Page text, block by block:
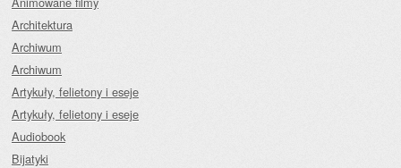
Architektura
Archiwum
Archiwum
Artykuły, felietony i eseje
Artykuły, felietony i eseje
Audiobook
Bijatyki